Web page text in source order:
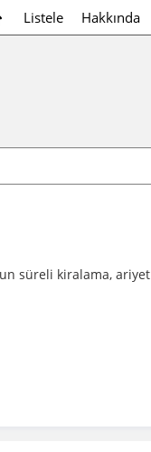
Listele Hakkında
süreli kiralama, ariyet